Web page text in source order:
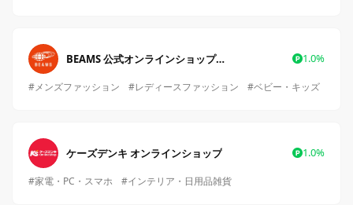
BEAMS 公式オンラインショップ（ビームス） 1.0%
#メンズファッション #レディースファッション #ベビー・キッズ
ケーズデンキ オンラインショップ 1.0%
#家電・PC・スマホ #インテリア・日用品雑貨